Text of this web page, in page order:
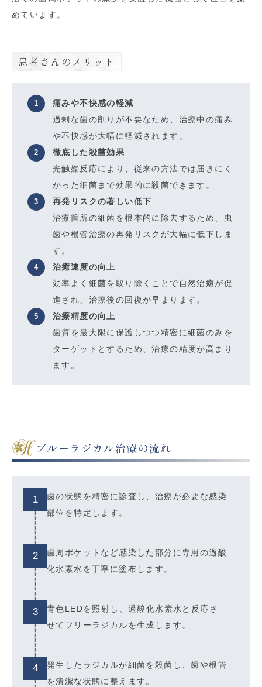
めています。
患者さんのメリット
痛みや不快感の軽減
過剰な歯の削りが不要なため、治療中の痛み
や不快感が大幅に軽減されます。
徹底した殺菌効果
光触媒反応により、従来の方法では届きにく
かった細菌まで効果的に殺菌できます。
再発リスクの著しい低下
治療箇所の細菌を根本的に除去するため、虫
歯や根管治療の再発リスクが大幅に低下しま
す。
治癒速度の向上
効率よく細菌を取り除くことで自然治癒が促
進され、治療後の回復が早まります。
治療精度の向上
歯質を最大限に保護しつつ精密に細菌のみを
ターゲットとするため、治療の精度が高まり
ます。
ブルーラジカル治療の流れ
1
歯の状態を精密に診査し、治療が必要な感染
部位を特定します。
2
歯周ポケットなど感染した部分に専用の過酸
化水素水を丁寧に塗布します。
3
青色LEDを照射し、過酸化水素水と反応さ
せてフリーラジカルを生成します。
4
発生したラジカルが細菌を殺菌し、歯や根管
を清潔な状態に整えます。